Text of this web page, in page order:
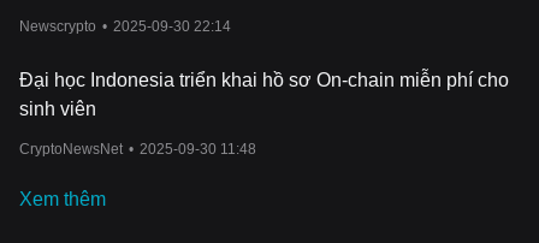
Newscrypto • 2025-09-30 22:14
Đại học Indonesia triển khai hồ sơ On-chain miễn phí cho
sinh viên
CryptoNewsNet • 2025-09-30 11:48
Xem thêm